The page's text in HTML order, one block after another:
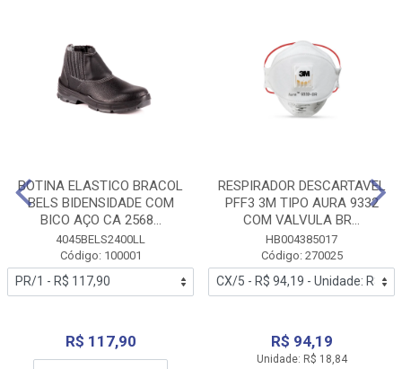
BOTINA ELASTICO BRACOL
BELS BIDENSIDADE COM
BICO AÇO CA 2568...
4045BELS2400LL
Código: 100001
R$ 117,90
RESPIRADOR DESCARTAVEL
PFF3 3M TIPO AURA 9332
COM VALVULA BR...
HB004385017
Código: 270025
R$ 94,19
Unidade: R$ 18,84